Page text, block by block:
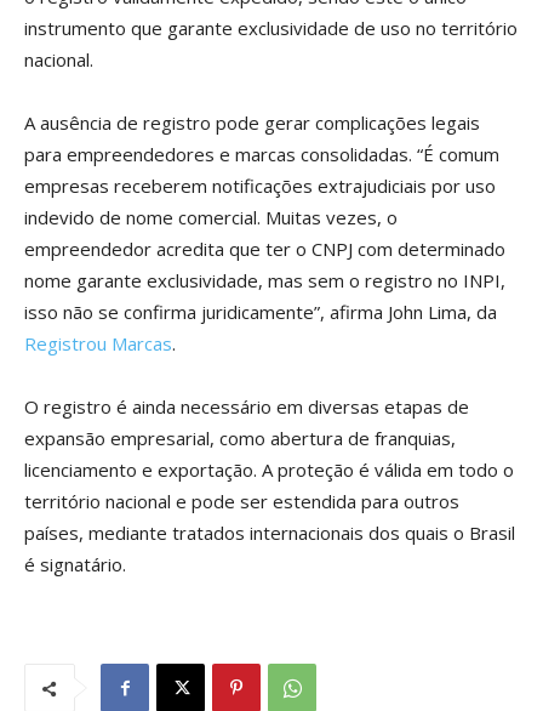
instrumento que garante exclusividade de uso no território
nacional.
A ausência de registro pode gerar complicações legais
para empreendedores e marcas consolidadas. “É comum
empresas receberem notificações extrajudiciais por uso
indevido de nome comercial. Muitas vezes, o
empreendedor acredita que ter o CNPJ com determinado
nome garante exclusividade, mas sem o registro no INPI,
isso não se confirma juridicamente”, afirma John Lima, da
Registrou Marcas.
O registro é ainda necessário em diversas etapas de
expansão empresarial, como abertura de franquias,
licenciamento e exportação. A proteção é válida em todo o
território nacional e pode ser estendida para outros
países, mediante tratados internacionais dos quais o Brasil
é signatário.